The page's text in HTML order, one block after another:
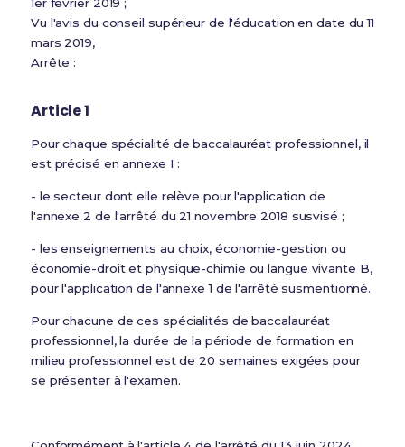
Vu l'avis du conseil supérieur de l'éducation en date du 11
mars 2019,
Arrête :
Article 1
Pour chaque spécialité de baccalauréat professionnel, il
est précisé en annexe I :
- le secteur dont elle relève pour l'application de
l'annexe 2 de l'arrêté du 21 novembre 2018 susvisé ;
- les enseignements au choix, économie-gestion ou
économie-droit et physique-chimie ou langue vivante B,
pour l'application de l'annexe 1 de l'arrêté susmentionné.
Pour chacune de ces spécialités de baccalauréat
professionnel, la durée de la période de formation en
milieu professionnel est de 20 semaines exigées pour
se présenter à l'examen.